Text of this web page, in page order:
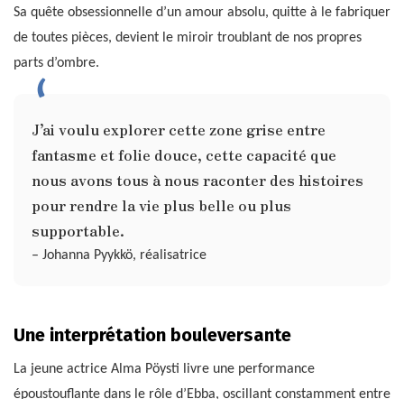
Sa quête obsessionnelle d’un amour absolu, quitte à le fabriquer
de toutes pièces, devient le miroir troublant de nos propres
parts d’ombre.
J’ai voulu explorer cette zone grise entre
fantasme et folie douce, cette capacité que
nous avons tous à nous raconter des histoires
pour rendre la vie plus belle ou plus
supportable.
– Johanna Pyykkö, réalisatrice
Une interprétation bouleversante
La jeune actrice Alma Pöysti livre une performance
époustouflante dans le rôle d’Ebba, oscillant constamment entre